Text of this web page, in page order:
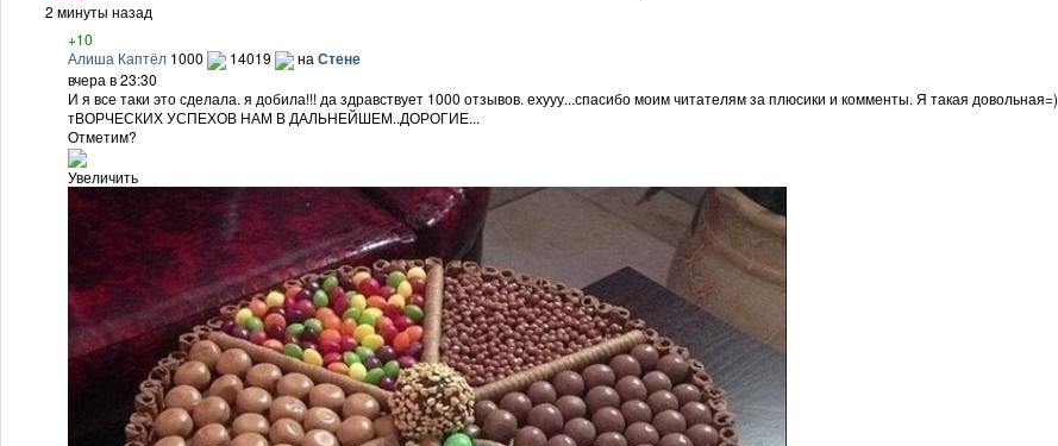
2 минуты назад
+10
Алиша Каптёл 1000 14019 на Стене
вчера в 23:30
И я все таки это сделала. я добила!!! да здравствует 1000 отзывов. ехууу...спасибо моим читателям за плюсики и комменты. Я такая довольная=)
тВОРЧЕСКИХ УСПЕХОВ НАМ В ДАЛЬНЕЙШЕМ..ДОРОГИЕ...
Отметим?
Увеличить